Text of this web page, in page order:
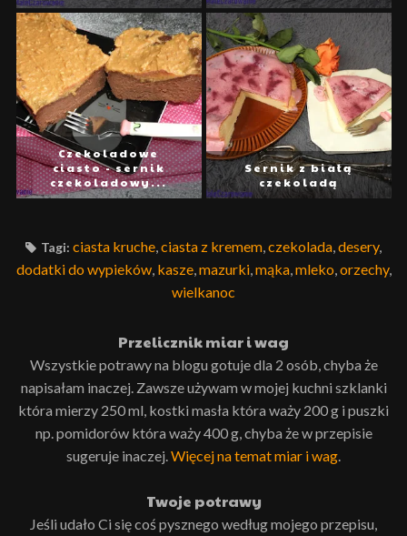
Czekoladowe
ciasto - sernik
czekoladowy...
Sernik z białą
czekoladą
Tagi: ciasta kruche,ciasta z kremem,czekolada,desery,
dodatki do wypieków, kasze,mazurki,mąka,mleko,orzechy,
wielkanoc
Przelicznik miar i wag
Wszystkie potrawy na blogu gotuje dla 2 osób, chyba że
napisałam inaczej. Zawsze używam w mojej kuchni szklanki
która mierzy 250 ml, kostki masła która waży 200 g i puszki
np. pomidorów która waży 400 g, chyba że w przepisie
sugeruje inaczej.Więcej na temat miar i wag.
Twoje potrawy
Jeśli udało Ci się coś pysznego według mojego przepisu,